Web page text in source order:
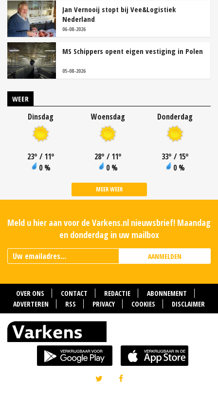
Jan Vernooij stopt bij Vee&Logistiek
Nederland
06-08-2026
MS Schippers opent eigen vestiging in Polen
05-08-2026
WEER
Dinsdag
23° / 11°
0 %
Woensdag
28° / 11°
0 %
Donderdag
33° / 15°
0 %
MEER WEER
Meld u hier aan voor de Varkens.nl nieuwsbrief! Maandag
en donderdag in uw mailbox
AANMELDEN
OVER ONS CONTACT REDACTIE
ABONNEMENT
ADVERTEREN
RSS PRIVACY COOKIES DISCLAIMER